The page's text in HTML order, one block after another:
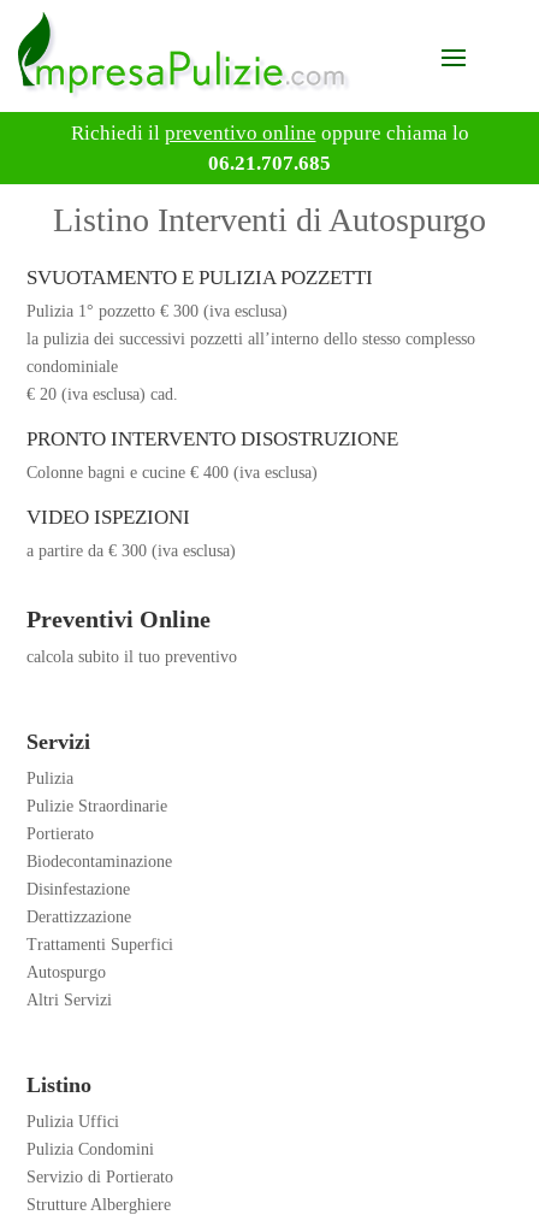
Richiedi il preventivo online oppure chiama lo
06.21.707.685
Listino Interventi di Autospurgo
SVUOTAMENTO E PULIZIA POZZETTI
Pulizia 1° pozzetto € 300 (iva esclusa)
la pulizia dei successivi pozzetti all’interno dello stesso complesso
condominiale
€ 20 (iva esclusa) cad.
PRONTO INTERVENTO DISOSTRUZIONE
Colonne bagni e cucine € 400 (iva esclusa)
VIDEO ISPEZIONI
a partire da € 300 (iva esclusa)
Preventivi Online
calcola subito il tuo preventivo
Servizi
Pulizia
Pulizie Straordinarie
Portierato
Biodecontaminazione
Disinfestazione
Derattizzazione
Trattamenti Superfici
Autospurgo
Altri Servizi
Listino
Pulizia Uffici
Pulizia Condomini
Servizio di Portierato
Strutture Alberghiere